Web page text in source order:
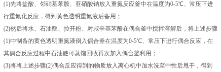
(1)先将盐酸、邻硝基苯胺、亚硝酸钠放入重氮反应釜中在温度为0-5℃、常压下进
行重氮化反应，得到黄色透明重氮液后备用；
(2)然后将水、石油醚、拉开粉、对叔辛基苯酚在偶合釜中搅拌溶解后，将上述步骤
(1)中制备的黄色透明重氮液倒入偶合釜在温度为0-5℃、常压下进行偶合反应，在
其偶合反应过程中石油醚可蒸馏回收再次加入偶合釜利用；
(3)将将上述步骤(2)偶合反应得到的物质放入离心机中加水洗至中性后甩干，得到